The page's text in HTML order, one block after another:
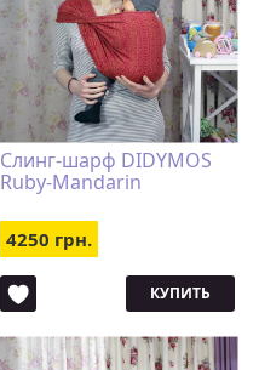
Слинг-шарф DIDYMOS
Ruby-Mandarin
4250 грн.
КУПИТЬ